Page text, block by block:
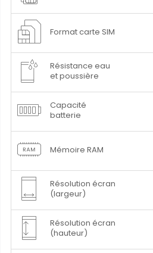
Format carte SIM
Résistance eau
et poussière
Capacité
batterie
Mémoire RAM
Résolution écran
(largeur)
Résolution écran
(hauteur)